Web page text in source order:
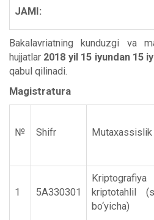
JAMI:
Bakalavriatning kunduzgi va
hujjatlar 2018 yil 15 iyundan 15
qabul qilinadi.
Magistratura
№ Shifr Mutaxassislik
1 5А330301
kriptotahlil
bo‘yicha)